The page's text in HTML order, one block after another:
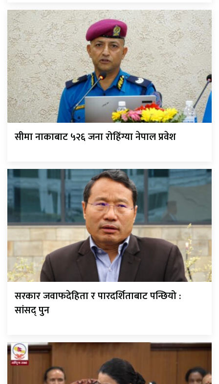
सीमा नाकाबाट ५२६ जना रोहिंग्या नेपाल प्रवेश
सरकार जवाफदेहिता र पारदर्शिताबाट पन्छियो :
सांसद् पुन